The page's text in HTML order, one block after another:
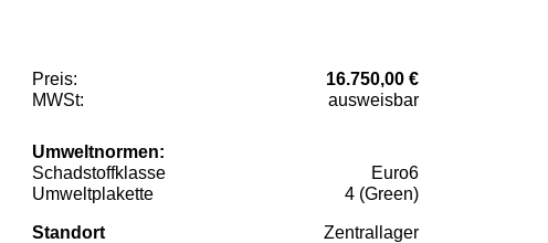
Preis:
16.750,00 €
MWSt:
ausweisbar
Umweltnormen:
Schadstoffklasse
Euro6
Umweltplakette
4 (Green)
Standort Zentrallager